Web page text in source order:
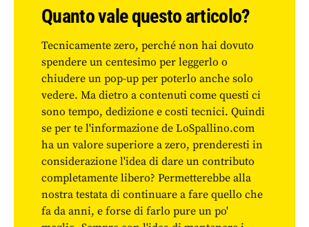
Quanto vale questo articolo?
Tecnicamente zero, perché non hai dovuto
spendere un centesimo per leggerlo o
chiudere un pop-up per poterlo anche solo
vedere. Ma dietro a contenuti come questi ci
sono tempo, dedizione e costi tecnici. Quindi
se per te l'informazione de LoSpallino.com
ha un valore superiore a zero, prenderesti in
considerazione l'idea di dare un contributo
completamente libero? Permetterebbe alla
nostra testata di continuare a fare quello che
fa da anni, e forse di farlo pure un po'